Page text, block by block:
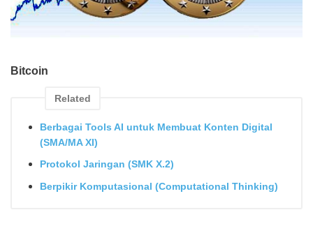
Bitcoin
Related
Berbagai Tools AI untuk Membuat Konten Digital
(SMA/MA XI)
Protokol Jaringan (SMK X.2)
Berpikir Komputasional (Computational Thinking)